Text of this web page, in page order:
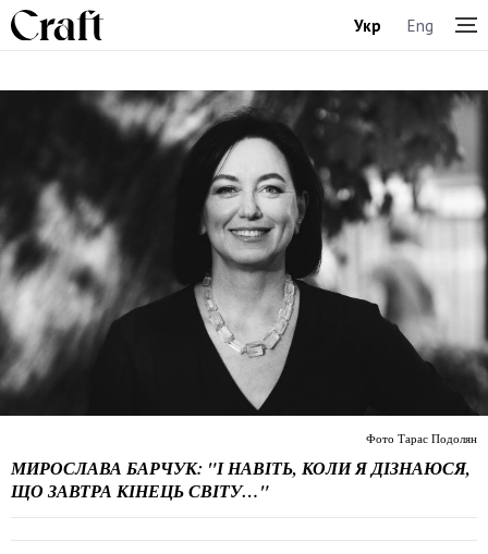
Укр Eng
МИРОСЛАВА БАРЧУК: "І НАВІТЬ, КОЛИ Я ДІЗНАЮСЯ,
ЩО ЗАВТРА КІНЕЦЬ СВІТУ…"
Фото Тарас Подолян